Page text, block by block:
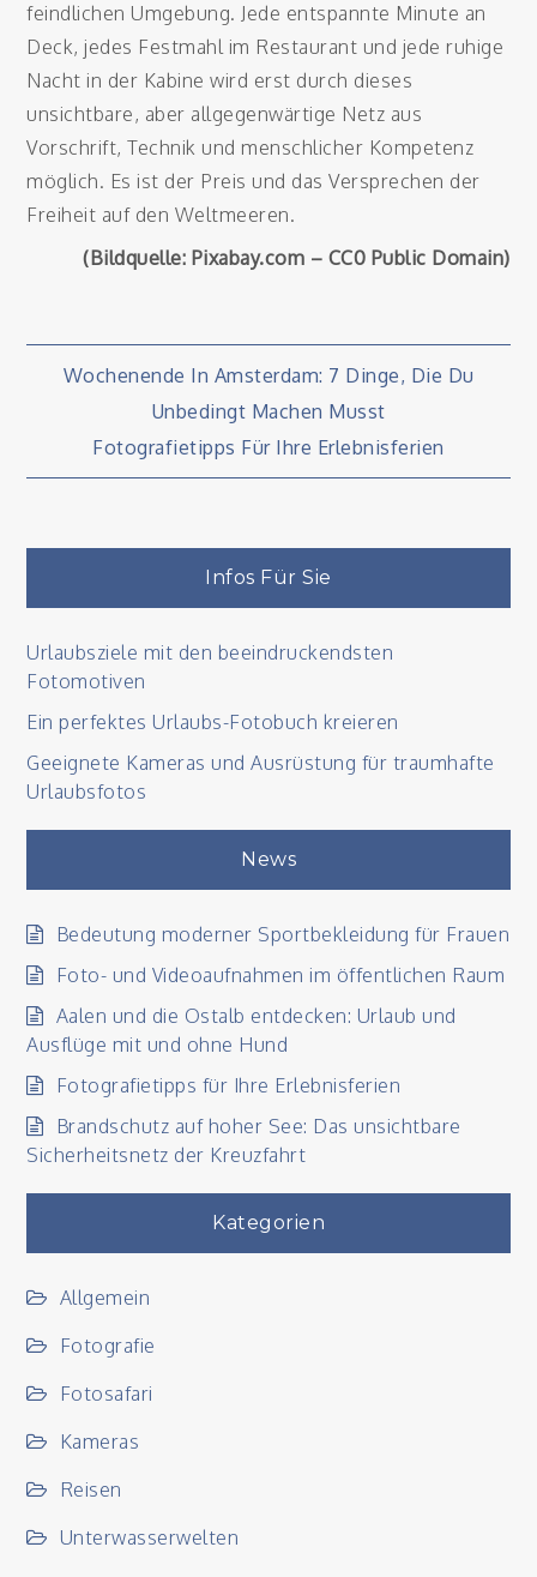
feindlichen Umgebung. Jede entspannte Minute an
Deck, jedes Festmahl im Restaurant und jede ruhige
Nacht in der Kabine wird erst durch dieses
unsichtbare, aber allgegenwärtige Netz aus
Vorschrift, Technik und menschlicher Kompetenz
möglich. Es ist der Preis und das Versprechen der
Freiheit auf den Weltmeeren.
(Bildquelle: Pixabay.com – CC0 Public Domain)
Beitragsnavigation
Wochenende In Amsterdam: 7 Dinge, Die Du
Unbedingt Machen Musst
Fotografietipps Für Ihre Erlebnisferien
Infos Für Sie
Urlaubsziele mit den beeindruckendsten
Fotomotiven
Ein perfektes Urlaubs-Fotobuch kreieren
Geeignete Kameras und Ausrüstung für traumhafte
Urlaubsfotos
News
Bedeutung moderner Sportbekleidung für Frauen
Foto- und Videoaufnahmen im öffentlichen Raum
Aalen und die Ostalb entdecken: Urlaub und
Ausflüge mit und ohne Hund
Fotografietipps für Ihre Erlebnisferien
Brandschutz auf hoher See: Das unsichtbare
Sicherheitsnetz der Kreuzfahrt
Kategorien
Allgemein
Fotografie
Fotosafari
Kameras
Reisen
Unterwasserwelten